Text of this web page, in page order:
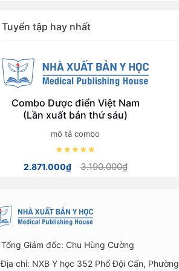
Tuyển tập hay nhất
Combo Dược điển Việt Nam
(Lần xuất bản thứ sáu)
mô tả combo
2.871.000₫ 3.190.000₫
Tổng Giám đốc: Chu Hùng Cường
Địa chỉ: NXB Y học 352 Phố Đội Cấn, Phường